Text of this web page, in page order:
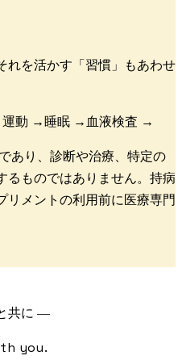
れを活かす「習慣」もあわせ
運動 → 睡眠 → 血液検査 →
あり、診断や治療、特定の
るものではありません。持病
リメントの利用前に医療専門
共に —
you.